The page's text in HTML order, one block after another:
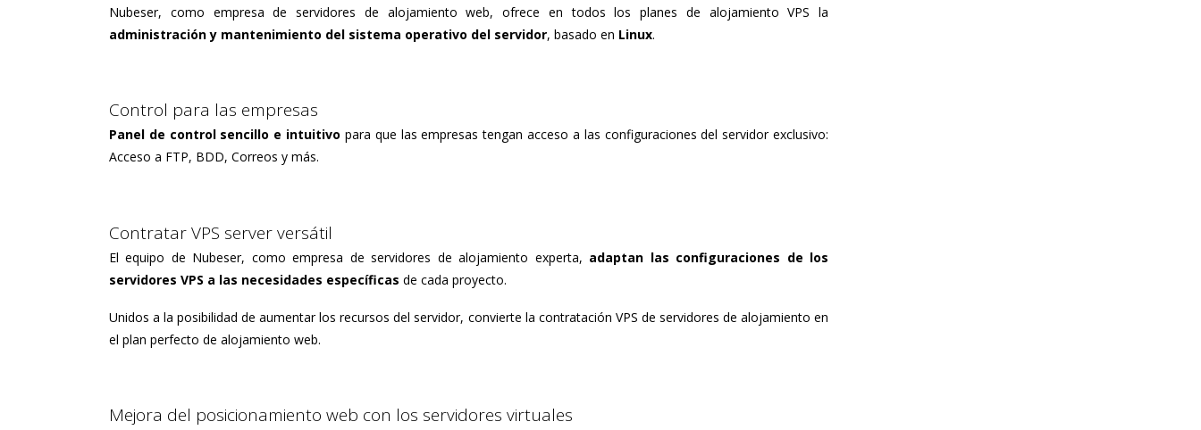
Nubeser, como empresa de servidores de alojamiento web, ofrece en todos los planes de alojamiento VPS la
administración y mantenimiento del sistema operativo del servidor, basado en Linux.
Control para las empresas
Panel de control sencillo e intuitivo para que las empresas tengan acceso a las configuraciones del servidor exclusivo:
Acceso a FTP, BDD, Correos y más.
Contratar VPS server versátil
El equipo de Nubeser, como empresa de servidores de alojamiento experta, adaptan las configuraciones de los
servidores VPS a las necesidades específicas de cada proyecto.
Unidos a la posibilidad de aumentar los recursos del servidor, convierte la contratación VPS de servidores de alojamiento en
el plan perfecto de alojamiento web.
Mejora del posicionamiento web con los servidores virtuales